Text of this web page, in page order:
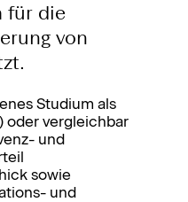
für die
von
Studium als
oder vergleichbar
und
sowie
und